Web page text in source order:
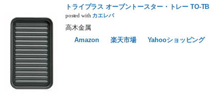
トライプラス オーブントースター・トレー TO-TB
posted with カエレバ
高木金属
Amazon
楽天市場 Yahooショッピング